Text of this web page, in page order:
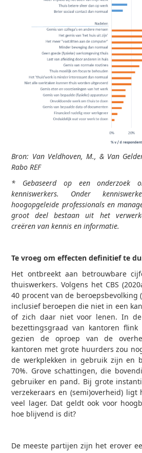
Bron: Van Veldhoven, M., & Van
Rabo REF
* Gebaseerd op een onderzoek
kenniswerkers. Onder
hoogopgeleide professionals en
groot deel bestaan uit het
creëren van kennis en informatie.
Te vroeg om effecten definitief te
Het ontbreekt aan betrouwbare
thuiswerkers. Volgens het CBS
40 procent van de beroepsbevolking
inclusief beroepen die niet in een
of zich daar niet voor lenen. In
bezettingsgraad van kantoren flink
gezien de oproep van de
kantoren met grote huurders zou
de werkplekken in gebruik zijn en
70%. Grove schattingen, die
gebruiker en pand. Bij grote
verzekeraars en (semi)overheid)
veel lager. Dat geldt ook voor
hoe blijvend is dit?
De meeste partijen zijn het erover